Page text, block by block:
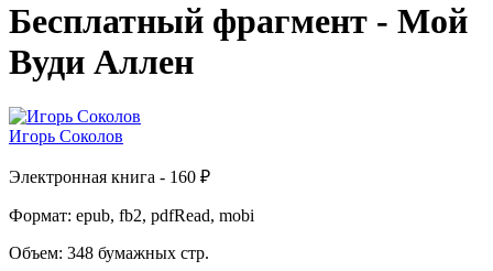
Бесплатный фрагмент - Мой
Вуди Аллен
Игорь Соколов
Электронная книга - 160 ₽
Формат: epub, fb2, pdfRead, mobi
Объем: 348 бумажных стр.